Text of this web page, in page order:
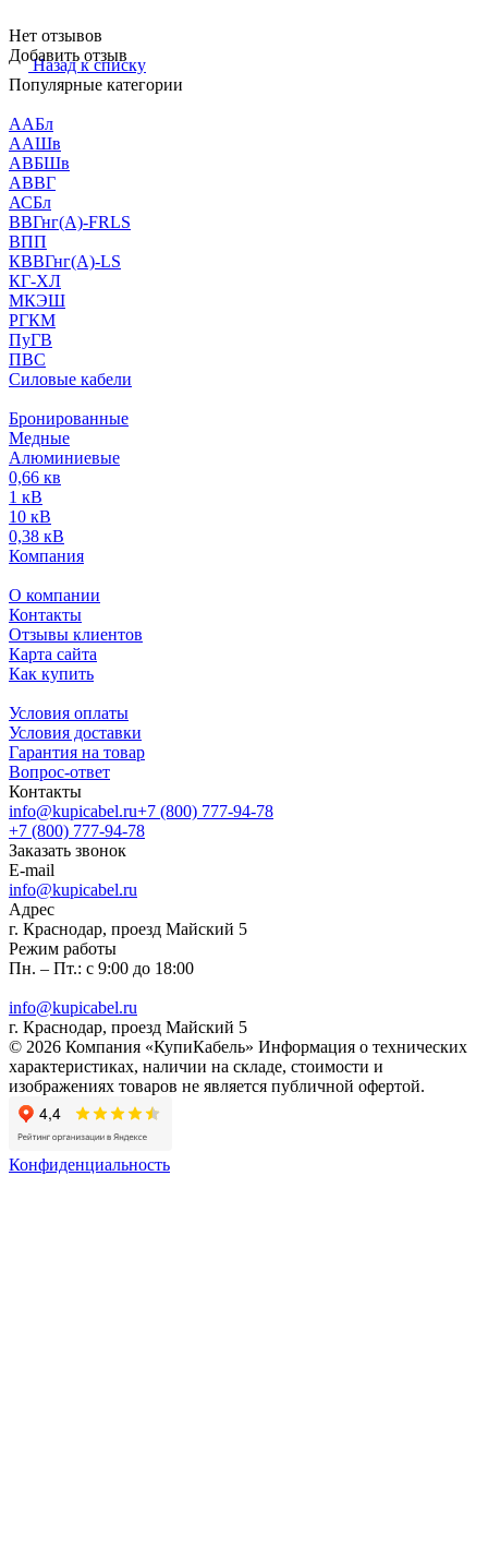
Нет отзывов
Добавить отзыв
Назад к списку
Популярные категории
ААБл
ААШв
АВБШв
АВВГ
АСБл
ВВГнг(А)-FRLS
ВПП
КВВГнг(А)-LS
КГ-ХЛ
МКЭШ
РГКМ
ПуГВ
ПВС
Силовые кабели
Бронированные
Медные
Алюминиевые
0,66 кв
1 кВ
10 кВ
0,38 кВ
Компания
О компании
Контакты
Отзывы клиентов
Карта сайта
Как купить
Условия оплаты
Условия доставки
Гарантия на товар
Вопрос-ответ
Контакты
info@kupicabel.ru+7 (800) 777-94-78
+7 (800) 777-94-78
Заказать звонок
E-mail
info@kupicabel.ru
Адрес
г. Краснодар, проезд Майский 5
Режим работы
Пн. – Пт.: с 9:00 до 18:00
info@kupicabel.ru
г. Краснодар, проезд Майский 5
© 2026 Компания «КупиКабель» Информация о технических
характеристиках, наличии на складе, стоимости и
изображениях товаров не является публичной офертой.
Конфиденциальность